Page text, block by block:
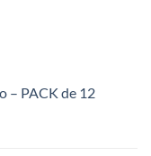
– PACK de 12